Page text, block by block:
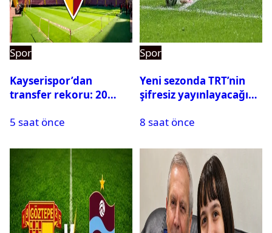
Spor
Kayserispor’dan
transfer rekoru: 20
5 saat önce
Spor
Yeni sezonda TRT’nin
şifresiz yayınlayacağı
8 saat önce